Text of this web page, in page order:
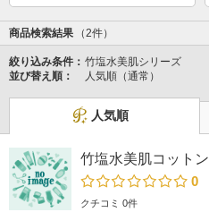
商品検索結果 （2件）
絞り込み条件： 竹塩水美肌シリーズ
並び替え順：
人気順（通常）
人気順
竹塩水美肌コットン
0
クチコミ 0件